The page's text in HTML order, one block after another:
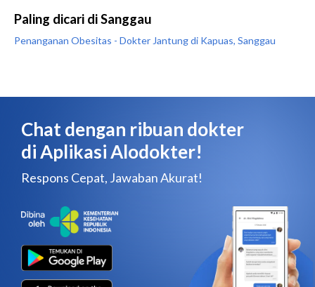
Paling dicari di Sanggau
Penanganan Obesitas - Dokter Jantung di Kapuas, Sanggau